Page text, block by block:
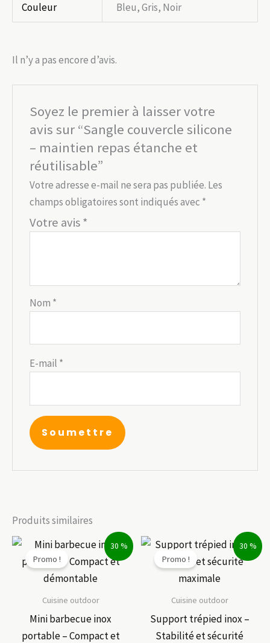
Couleur Bleu, Gris, Noir
Il n’y a pas encore d’avis.
Soyez le premier à laisser votre
avis sur “Sangle couvercle silicone
– maintien repas étanche et
réutilisable”
Votre adresse e-mail ne sera pas publiée. Les
champs obligatoires sont indiqués avec *
Votre avis*
Nom *
E-mail *
Produits similaires
30 %
Promo !
Cuisine outdoor
Mini barbecue inox
portable – Compact et
30 %
Promo !
Cuisine outdoor
Support trépied inox –
Stabilité et sécurité